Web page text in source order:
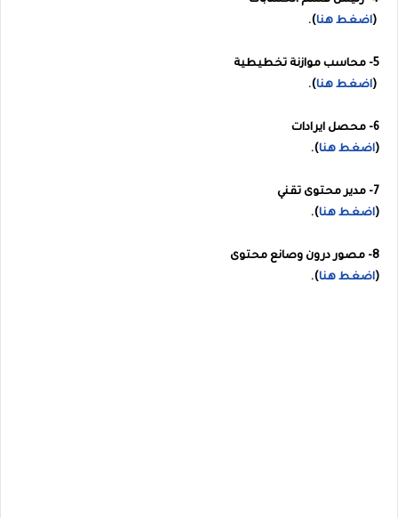
(اضغط هنا).
5- محاسب موازنة تخطيطية
(اضغط هنا).
6- محصل ايرادات
(اضغط هنا).
7- مدير محتوى تقني
(اضغط هنا).
8- مصور درون وصانع محتوى
(اضغط هنا).